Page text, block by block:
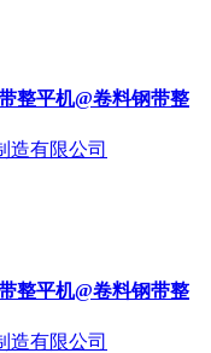
整平机@卷料钢带整
造有限公司
整平机@卷料钢带整
造有限公司